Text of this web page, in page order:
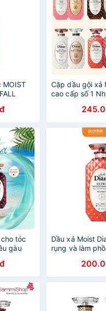
-
Cặp dầu gội xả
cao cấp số 1
tóc
gàu
Dầu xả Moist
rụng và làm